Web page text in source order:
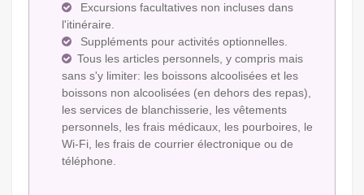
Excursions facultatives non incluses dans
l'itinéraire.
Suppléments pour activités optionnelles.
Tous les articles personnels, y compris mais
sans s'y limiter: les boissons alcoolisées et les
boissons non alcoolisées (en dehors des repas),
les services de blanchisserie, les vêtements
personnels, les frais médicaux, les pourboires, le
Wi-Fi, les frais de courrier électronique ou de
téléphone.